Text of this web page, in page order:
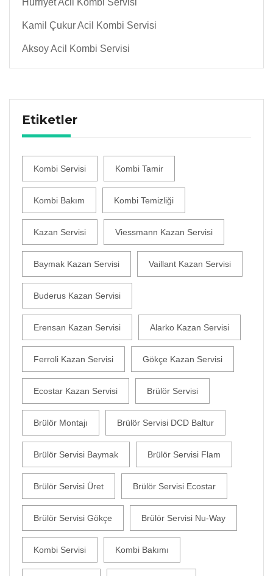
Hürriyet Acil Kombi Servisi
Kamil Çukur Acil Kombi Servisi
Aksoy Acil Kombi Servisi
Etiketler
Kombi Servisi Kombi Tamir
Kombi Bakım Kombi Temizliği
Kazan Servisi Viessmann Kazan Servisi
Baymak Kazan Servisi Vaillant Kazan Servisi
Buderus Kazan Servisi
Erensan Kazan Servisi Alarko Kazan Servisi
Ferroli Kazan Servisi Gökçe Kazan Servisi
Ecostar Kazan Servisi Brülör Servisi
Brülör Montajı Brülör Servisi DCD Baltur
Brülör Servisi Baymak Brülör Servisi Flam
Brülör Servisi Üret Brülör Servisi Ecostar
Brülör Servisi Gökçe Brülör Servisi Nu-Way
Kombi Servisi Kombi Bakımı